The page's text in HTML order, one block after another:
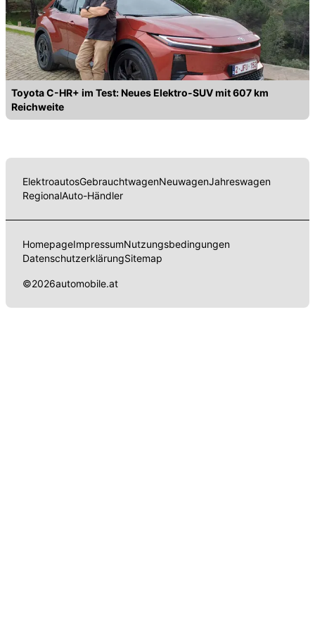
Toyota C-HR+ im Test: Neues Elektro-SUV mit 607 km
Reichweite
ElektroautosGebrauchtwagenNeuwagenJahreswagen
RegionalAuto-Händler
HomepageImpressumNutzungsbedingungen
DatenschutzerklärungSitemap
©2026automobile.at